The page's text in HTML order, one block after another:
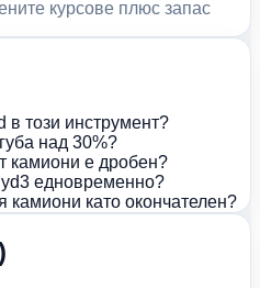
курсове плюс запас
в този инструмент?
над 30%?
камиони е дробен?
едновременно?
като окончателен?